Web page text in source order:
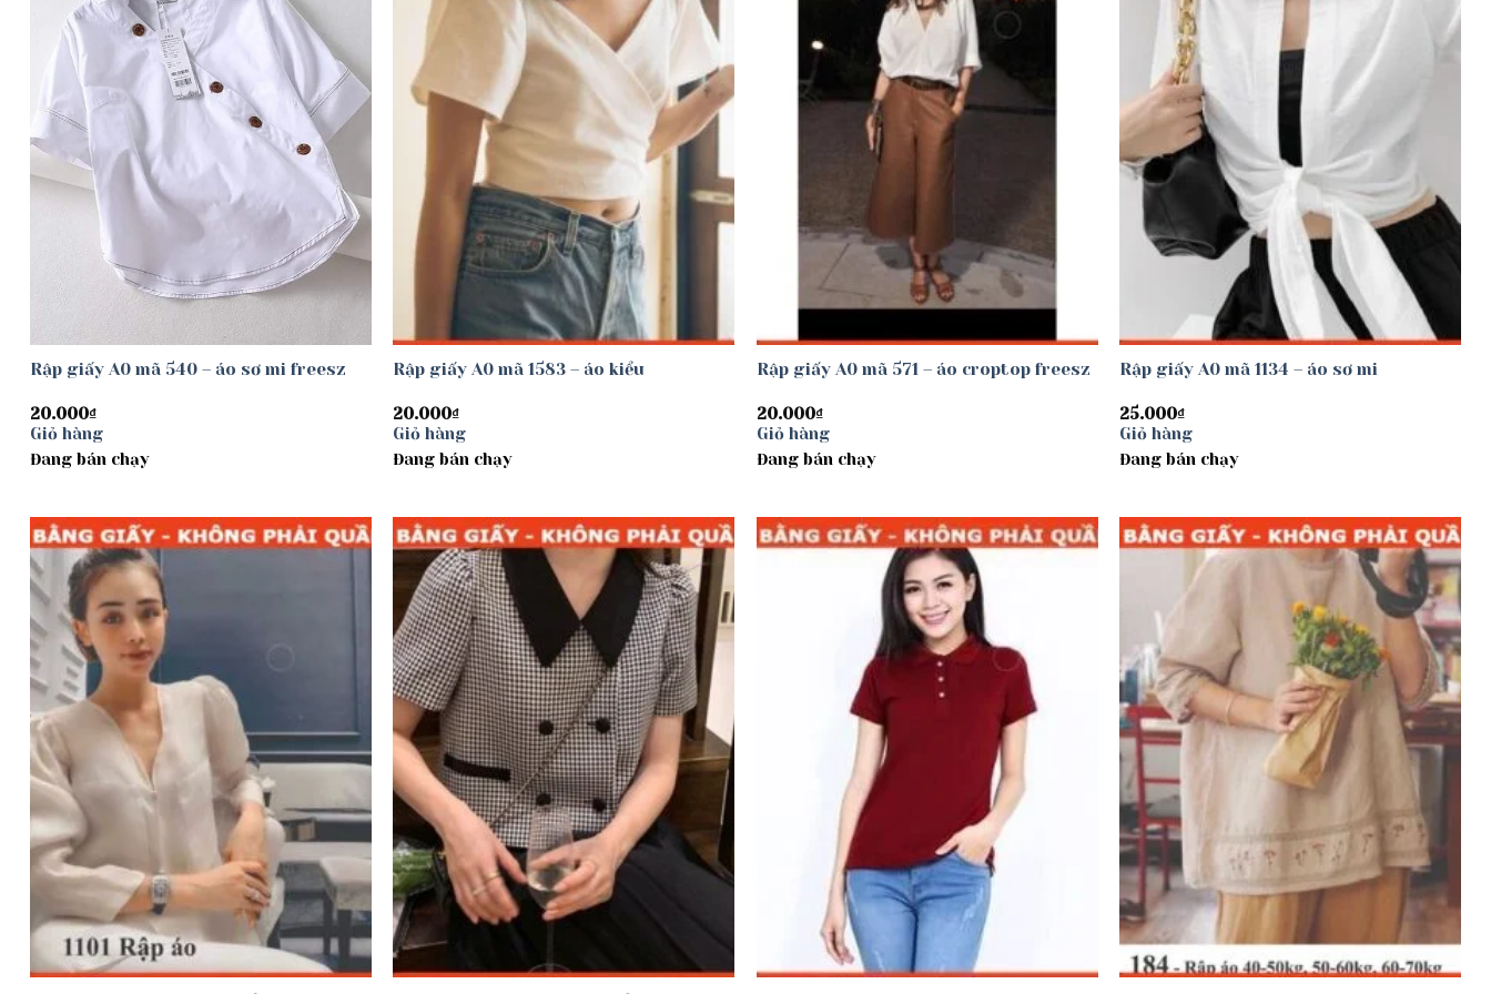
Rập giấy A0 mã 540 – áo sơ mi freesz
20.000₫
Giỏ hàng
Đang bán chạy
Rập giấy A0 mã 1583 – áo kiểu
20.000₫
Giỏ hàng
Đang bán chạy
Rập giấy A0 mã 571 – áo croptop freesz
20.000₫
Giỏ hàng
Đang bán chạy
Rập giấy A0 mã 1134 – áo sơ mi
25.000₫
Giỏ hàng
Đang bán chạy
Add to
wishlist
Add to
wishlist